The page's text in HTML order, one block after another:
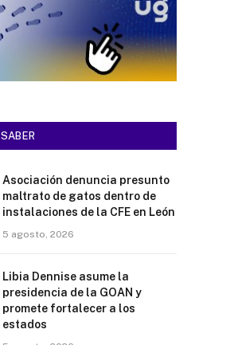
SABER
Asociación denuncia presunto
maltrato de gatos dentro de
instalaciones de la CFE en León
5 agosto, 2026
Libia Dennise asume la
presidencia de la GOAN y
promete fortalecer a los
estados